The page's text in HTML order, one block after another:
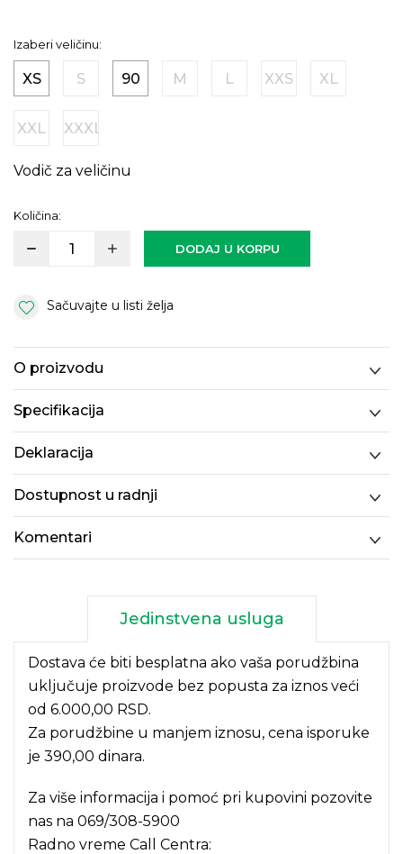
Izaberi veličinu:
XS S 90 M L XXS XL
XXL XXXL
Vodič za veličinu
Količina:
DODAJ U KORPU
Sačuvajte u listi želja
O proizvodu
Specifikacija
Deklaracija
Dostupnost u radnji
Komentari
Jedinstvena usluga
Dostava će biti besplatna ako vaša porudžbina
uključuje proizvode bez popusta za iznos veći
od 6.000,00 RSD.
Za porudžbine u manjem iznosu, cena isporuke
je 390,00 dinara.
Za više informacija i pomoć pri kupovini pozovite
nas na 069/308-5900
Radno vreme Call Centra: